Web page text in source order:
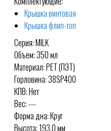
Крышка винтовая
Крышка флип-топ
Серия: MILK
Объем: 350 мл
Материал: PET (ПЭТ)
Горловина: 38SP400
КПВ: Нет
Вес: ---
Форма дна: Круг
Высота: 193,0 мм